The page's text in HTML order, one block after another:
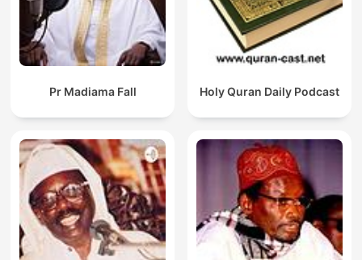
Pr Madiama Fall Holy Quran Daily Podcast